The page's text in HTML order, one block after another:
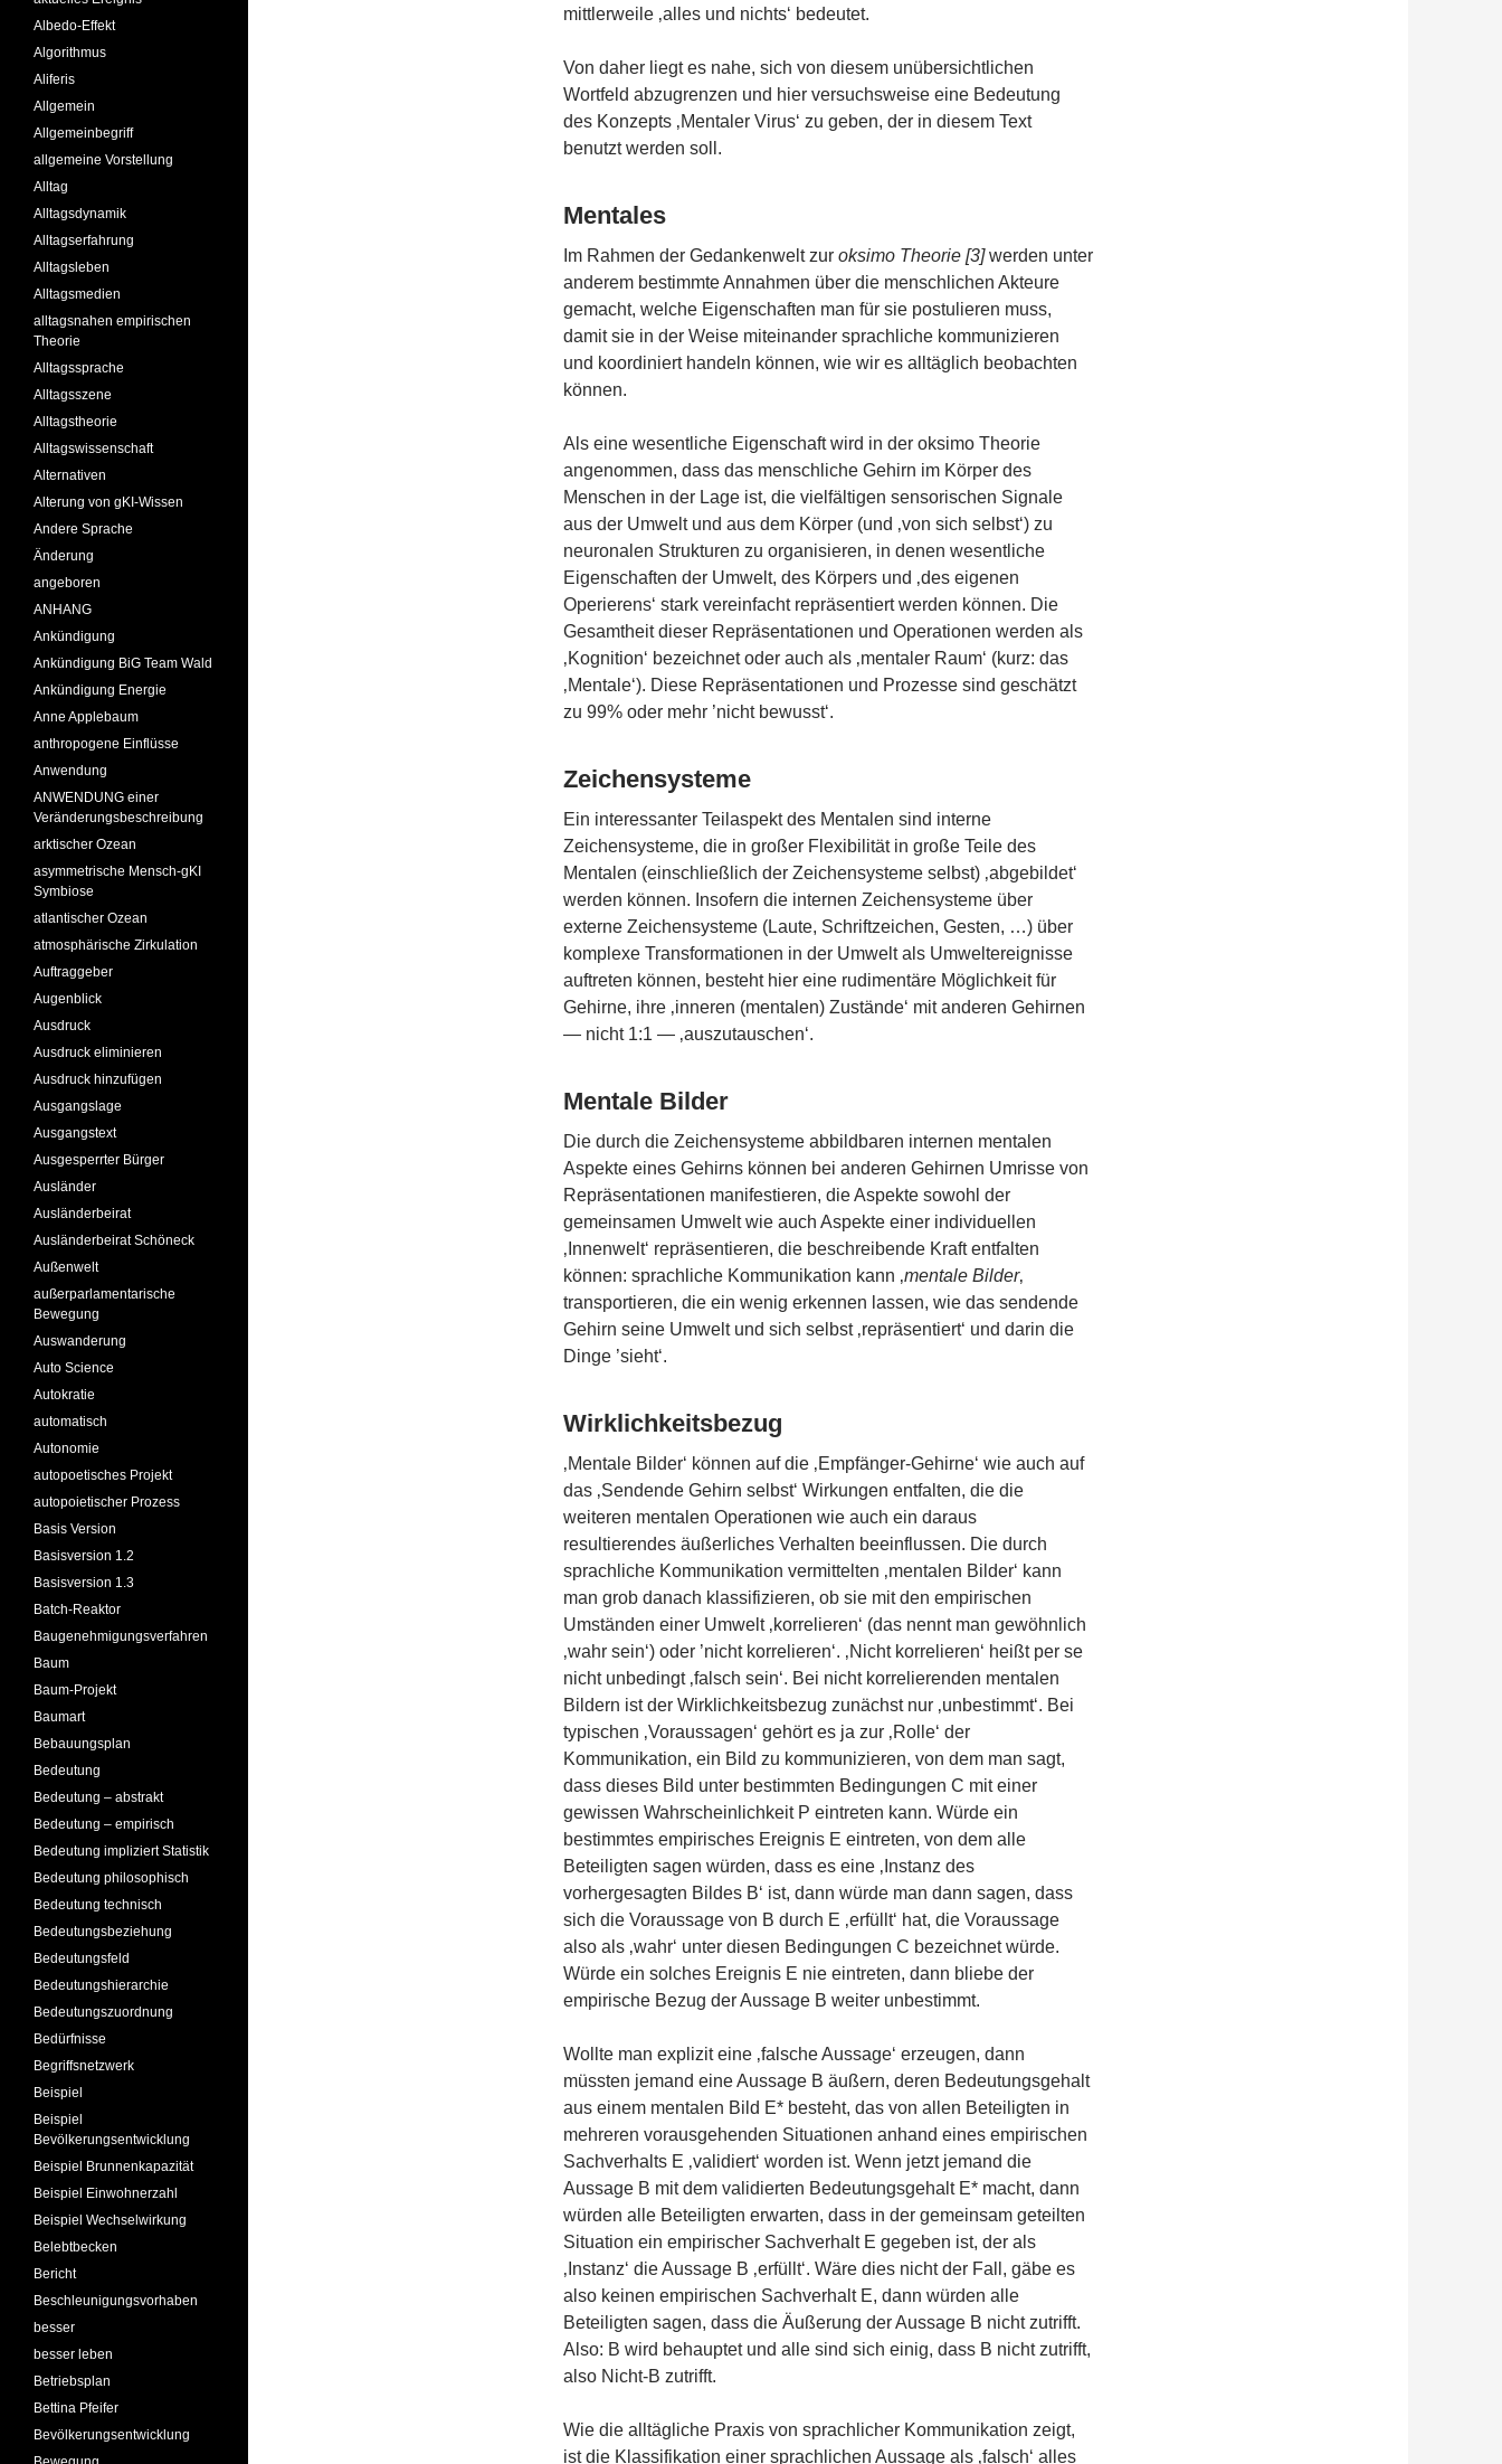
mittlerweile ‚alles und nichts‘ bedeutet.
Von daher liegt es nahe, sich von diesem unübersichtlichen
Wortfeld abzugrenzen und hier versuchsweise eine Bedeutung
des Konzepts ‚Mentaler Virus‘ zu geben, der in diesem Text
benutzt werden soll.
Mentales
Im Rahmen der Gedankenwelt zur oksimo Theorie [3]werden unter
anderem bestimmte Annahmen über die menschlichen Akteure
gemacht, welche Eigenschaften man für sie postulieren muss,
damit sie in der Weise miteinander sprachliche kommunizieren
und koordiniert handeln können, wie wir es alltäglich beobachten
können.
Als eine wesentliche Eigenschaft wird in der oksimo Theorie
angenommen, dass das menschliche Gehirn im Körper des
Menschen in der Lage ist, die vielfältigen sensorischen Signale
aus der Umwelt und aus dem Körper (und ‚von sich selbst‘) zu
neuronalen Strukturen zu organisieren, in denen wesentliche
Eigenschaften der Umwelt, des Körpers und ‚des eigenen
Operierens‘ stark vereinfacht repräsentiert werden können. Die
Gesamtheit dieser Repräsentationen und Operationen werden als
‚Kognition‘ bezeichnet oder auch als ‚mentaler Raum‘ (kurz: das
‚Mentale‘). Diese Repräsentationen und Prozesse sind geschätzt
zu 99% oder mehr ’nicht bewusst‘.
Zeichensysteme
Ein interessanter Teilaspekt des Mentalen sind interne
Zeichensysteme, die in großer Flexibilität in große Teile des
Mentalen (einschließlich der Zeichensysteme selbst) ‚abgebildet‘
werden können. Insofern die internen Zeichensysteme über
externe Zeichensysteme (Laute, Schriftzeichen, Gesten, …) über
komplexe Transformationen in der Umwelt als Umweltereignisse
auftreten können, besteht hier eine rudimentäre Möglichkeit für
Gehirne, ihre ‚inneren (mentalen) Zustände‘ mit anderen Gehirnen
— nicht 1:1 — ‚auszutauschen‘.
Mentale Bilder
Die durch die Zeichensysteme abbildbaren internen mentalen
Aspekte eines Gehirns können bei anderen Gehirnen Umrisse von
Repräsentationen manifestieren, die Aspekte sowohl der
gemeinsamen Umwelt wie auch Aspekte einer individuellen
‚Innenwelt‘ repräsentieren, die beschreibende Kraft entfalten
können: sprachliche Kommunikation kann ‚mentale Bilder‚
transportieren, die ein wenig erkennen lassen, wie das sendende
Gehirn seine Umwelt und sich selbst ‚repräsentiert‘ und darin die
Dinge ’sieht‘.
Wirklichkeitsbezug
‚Mentale Bilder‘ können auf die ‚Empfänger-Gehirne‘ wie auch auf
das ‚Sendende Gehirn selbst‘ Wirkungen entfalten, die die
weiteren mentalen Operationen wie auch ein daraus
resultierendes äußerliches Verhalten beeinflussen. Die durch
sprachliche Kommunikation vermittelten ‚mentalen Bilder‘ kann
man grob danach klassifizieren, ob sie mit den empirischen
Umständen einer Umwelt ‚korrelieren‘ (das nennt man gewöhnlich
‚wahr sein‘) oder ’nicht korrelieren‘. ‚Nicht korrelieren‘ heißt per se
nicht unbedingt ‚falsch sein‘. Bei nicht korrelierenden mentalen
Bildern ist der Wirklichkeitsbezug zunächst nur ‚unbestimmt‘. Bei
typischen ‚Voraussagen‘ gehört es ja zur ‚Rolle‘ der
Kommunikation, ein Bild zu kommunizieren, von dem man sagt,
dass dieses Bild unter bestimmten Bedingungen C mit einer
gewissen Wahrscheinlichkeit P eintreten kann. Würde ein
bestimmtes empirisches Ereignis E eintreten, von dem alle
Beteiligten sagen würden, dass es eine ‚Instanz des
vorhergesagten Bildes B‘ ist, dann würde man dann sagen, dass
sich die Voraussage von B durch E ‚erfüllt‘ hat, die Voraussage
also als ‚wahr‘ unter diesen Bedingungen C bezeichnet würde.
Würde ein solches Ereignis E nie eintreten, dann bliebe der
empirische Bezug der Aussage B weiter unbestimmt.
Wollte man explizit eine ‚falsche Aussage‘ erzeugen, dann
müssten jemand eine Aussage B äußern, deren Bedeutungsgehalt
aus einem mentalen Bild E* besteht, das von allen Beteiligten in
mehreren vorausgehenden Situationen anhand eines empirischen
Sachverhalts E ‚validiert‘ worden ist. Wenn jetzt jemand die
Aussage B mit dem validierten Bedeutungsgehalt E* macht, dann
würden alle Beteiligten erwarten, dass in der gemeinsam geteilten
Situation ein empirischer Sachverhalt E gegeben ist, der als
‚Instanz‘ die Aussage B ‚erfüllt‘. Wäre dies nicht der Fall, gäbe es
also keinen empirischen Sachverhalt E, dann würden alle
Beteiligten sagen, dass die Äußerung der Aussage B nicht zutrifft.
Also: B wird behauptet und alle sind sich einig, dass B nicht zutrifft,
also Nicht-B zutrifft.
Wie die alltägliche Praxis von sprachlicher Kommunikation zeigt,
ist die Klassifikation einer sprachlichen Aussage als ‚falsch‘ alles
Albedo-Effekt
Algorithmus
Aliferis
Allgemein
Allgemeinbegriff
allgemeine Vorstellung
Alltag
Alltagsdynamik
Alltagserfahrung
Alltagsleben
Alltagsmedien
alltagsnahen empirischen
Theorie
Alltagssprache
Alltagsszene
Alltagstheorie
Alltagswissenschaft
Alternativen
Alterung von gKI-Wissen
Andere Sprache
Änderung
angeboren
ANHANG
Ankündigung
Ankündigung BiG Team Wald
Ankündigung Energie
Anne Applebaum
anthropogene Einflüsse
Anwendung
ANWENDUNG einer
Veränderungsbeschreibung
arktischer Ozean
asymmetrische Mensch-gKI
Symbiose
atlantischer Ozean
atmosphärische Zirkulation
Auftraggeber
Augenblick
Ausdruck
Ausdruck eliminieren
Ausdruck hinzufügen
Ausgangslage
Ausgangstext
Ausgesperrter Bürger
Ausländer
Ausländerbeirat
Ausländerbeirat Schöneck
Außenwelt
außerparlamentarische
Bewegung
Auswanderung
Auto Science
Autokratie
automatisch
Autonomie
autopoetisches Projekt
autopoietischer Prozess
Basis Version
Basisversion 1.2
Basisversion 1.3
Batch-Reaktor
Baugenehmigungsverfahren
Baum
Baum-Projekt
Baumart
Bebauungsplan
Bedeutung
Bedeutung – abstrakt
Bedeutung – empirisch
Bedeutung impliziert Statistik
Bedeutung philosophisch
Bedeutung technisch
Bedeutungsbeziehung
Bedeutungsfeld
Bedeutungshierarchie
Bedeutungszuordnung
Bedürfnisse
Begriffsnetzwerk
Beispiel
Beispiel
Bevölkerungsentwicklung
Beispiel Brunnenkapazität
Beispiel Einwohnerzahl
Beispiel Wechselwirkung
Belebtbecken
Bericht
Beschleunigungsvorhaben
besser
besser leben
Betriebsplan
Bettina Pfeifer
Bevölkerungsentwicklung